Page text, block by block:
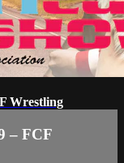
Wrestling
– FCF